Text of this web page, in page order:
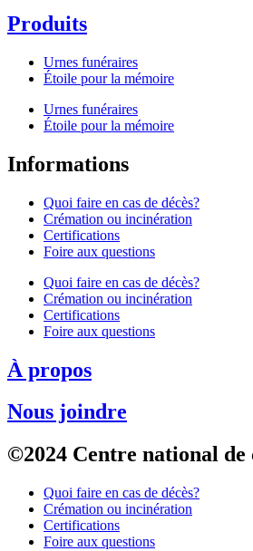
Produits
Urnes funéraires
Étoile pour la mémoire
Urnes funéraires
Étoile pour la mémoire
Informations
Quoi faire en cas de décès?
Crémation ou incinération
Certifications
Foire aux questions
Quoi faire en cas de décès?
Crémation ou incinération
Certifications
Foire aux questions
À propos
Nous joindre
©2024 Centre national
Quoi faire en cas de décès?
Crémation ou incinération
Certifications
Foire aux questions